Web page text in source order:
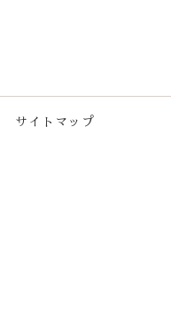
サイトマップ